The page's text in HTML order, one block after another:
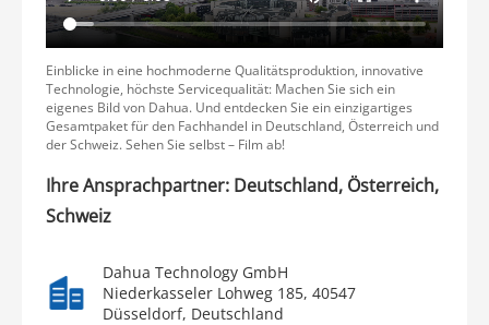
Einblicke in eine hochmoderne Qualitätsproduktion, innovative
Technologie, höchste Servicequalität: Machen Sie sich ein
eigenes Bild von Dahua. Und entdecken Sie ein einzigartiges
Gesamtpaket für den Fachhandel in Deutschland, Österreich und
der Schweiz. Sehen Sie selbst – Film ab!
Ihre Ansprachpartner: Deutschland, Österreich,
Schweiz
Dahua Technology GmbH
Niederkasseler Lohweg 185, 40547
Düsseldorf, Deutschland